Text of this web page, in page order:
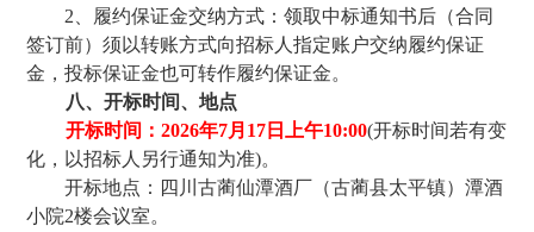
2、履约保证金交纳方式：领取中标通知书后（合同
签订前）须以转账方式向招标人指定账户交纳履约保证
金，投标保证金也可转作履约保证金。
八、 开标时间、地点
开标时间： 2026年7月 17日上午10:00(开标时间若有变
化，以招标人另行通知为准)。
开标地点：四川古蔺仙潭酒厂（古蔺县太平镇）潭酒
小院2楼会议室。